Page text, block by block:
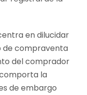
en dilucidar
de compraventa
del comprador
la
de embargo